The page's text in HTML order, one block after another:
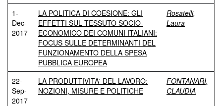
1-
Dec-
2017
LA POLITICA DI COESIONE: GLI
EFFETTI SUL TESSUTO SOCIO-
ECONOMICO DEI COMUNI ITALIANI:
FOCUS SULLE DETERMINANTI DEL
FUNZIONAMENTO DELLA SPESA
PUBBLICA EUROPEA
Rosatelli,
Laura
22-
Sep-
2017
LA PRODUTTIVITA' DEL LAVORO:
NOZIONI, MISURE E POLITICHE
FONTANARI,
CLAUDIA